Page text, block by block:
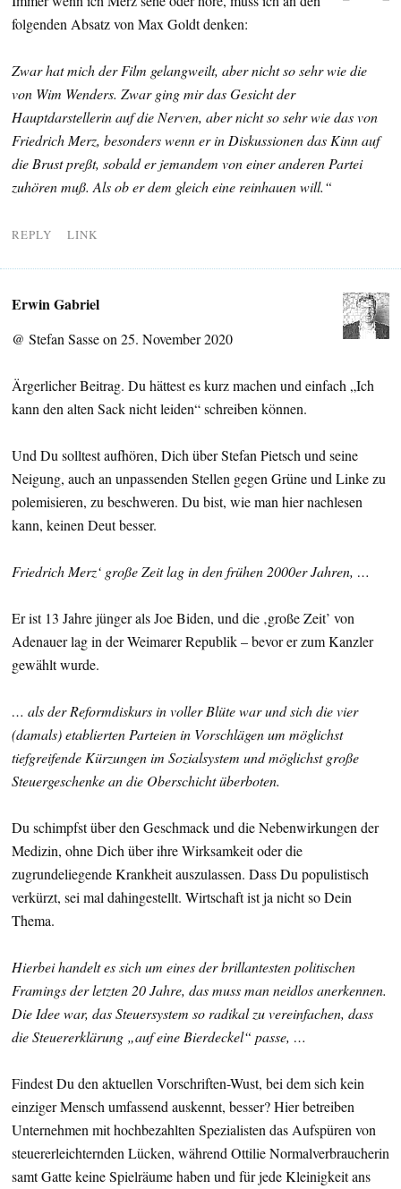
folgenden Absatz von Max Goldt denken:
Zwar hat mich der Film gelangweilt, aber nicht so sehr wie die
von Wim Wenders. Zwar ging mir das Gesicht der
Hauptdarstellerin auf die Nerven, aber nicht so sehr wie das von
Friedrich Merz, besonders wenn er in Diskussionen das Kinn auf
die Brust preßt, sobald er jemandem von einer anderen Partei
zuhören muß. Als ob er dem gleich eine reinhauen will.“
REPLY LINK
Erwin Gabriel
@ Stefan Sasse on 25. November 2020
Ärgerlicher Beitrag. Du hättest es kurz machen und einfach „Ich
kann den alten Sack nicht leiden“ schreiben können.
Und Du solltest aufhören, Dich über Stefan Pietsch und seine
Neigung, auch an unpassenden Stellen gegen Grüne und Linke zu
polemisieren, zu beschweren. Du bist, wie man hier nachlesen
kann, keinen Deut besser.
Friedrich Merz‘ große Zeit lag in den frühen 2000er Jahren, …
Er ist 13 Jahre jünger als Joe Biden, und die ‚große Zeit’ von
Adenauer lag in der Weimarer Republik – bevor er zum Kanzler
gewählt wurde.
… als der Reformdiskurs in voller Blüte war und sich die vier
(damals) etablierten Parteien in Vorschlägen um möglichst
tiefgreifende Kürzungen im Sozialsystem und möglichst große
Steuergeschenke an die Oberschicht überboten.
Du schimpfst über den Geschmack und die Nebenwirkungen der
Medizin, ohne Dich über ihre Wirksamkeit oder die
zugrundeliegende Krankheit auszulassen. Dass Du populistisch
verkürzt, sei mal dahingestellt. Wirtschaft ist ja nicht so Dein
Thema.
Hierbei handelt es sich um eines der brillantesten politischen
Framings der letzten 20 Jahre, das muss man neidlos anerkennen.
Die Idee war, das Steuersystem so radikal zu vereinfachen, dass
die Steuererklärung „auf eine Bierdeckel“ passe, …
Findest Du den aktuellen Vorschriften-Wust, bei dem sich kein
einziger Mensch umfassend auskennt, besser? Hier betreiben
Unternehmen mit hochbezahlten Spezialisten das Aufspüren von
steuererleichternden Lücken, während Ottilie Normalverbraucherin
samt Gatte keine Spielräume haben und für jede Kleinigkeit ans